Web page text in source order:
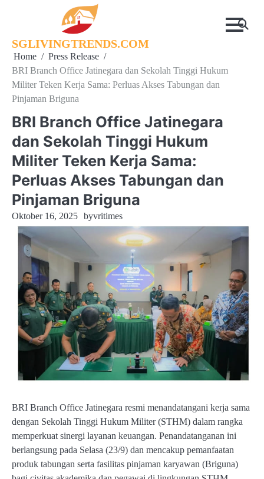
SGLIVINGTRENDS.COM
Home
Press Release
BRI Branch Office Jatinegara dan Sekolah Tinggi Hukum
Militer Teken Kerja Sama: Perluas Akses Tabungan dan
Pinjaman Briguna
BRI Branch Office Jatinegara
dan Sekolah Tinggi Hukum
Militer Teken Kerja Sama:
Perluas Akses Tabungan dan
Pinjaman Briguna
Oktober 16, 2025 byvritimes
BRI Branch Office Jatinegara resmi menandatangani kerja sama
dengan Sekolah Tinggi Hukum Militer (STHM) dalam rangka
memperkuat sinergi layanan keuangan. Penandatanganan ini
berlangsung pada Selasa (23/9) dan mencakup pemanfaatan
produk tabungan serta fasilitas pinjaman karyawan (Briguna)